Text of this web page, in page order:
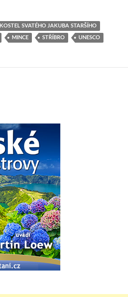
KOSTEL SVATÉHO JAKUBA STARŠÍHO
MINCE STŘÍBRO UNESCO